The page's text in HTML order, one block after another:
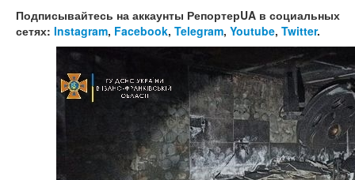
Подписывайтесь на аккаунты РепортерUA в социальных
сетях: Instagram, Facebook, Telegram, Youtube, Twitter.